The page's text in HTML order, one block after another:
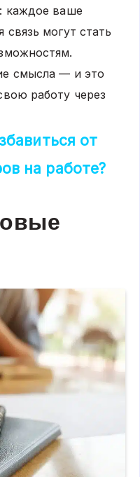
каждое ваше
могут стать
смысла — и это
работу через
от
на работе?